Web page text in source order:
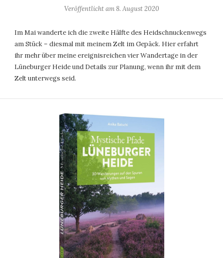
Veröffentlicht am8. August 2020
Im Mai wanderte ich die zweite Hälfte des Heidschnuckenwegs
am Stück – diesmal mit meinem Zelt im Gepäck. Hier erfahrt
ihr mehr über meine ereignisreichen vier Wandertage in der
Lüneburger Heide und Details zur Planung, wenn ihr mit dem
Zelt unterwegs seid.